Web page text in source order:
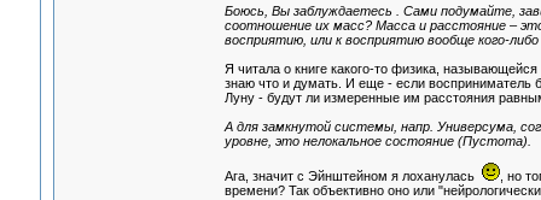
Боюсь, Вы заблуждаетесь . Сами подумайте,
соотношение их масс? Масса и расстояние –
восприятию, или к восприятию вообще кого-
Я читала о книге какого-то физика,
знаю что и думать. И еще - если восприниматель
Луну - будут ли измеренные им расстояния
А для замкнутой системы, напр. Универсума,
уровне, это нелокальное состояние (Пустота).
Ага, значит с Эйнштейном я лоханулась
, но
времени? Так объективно оно или